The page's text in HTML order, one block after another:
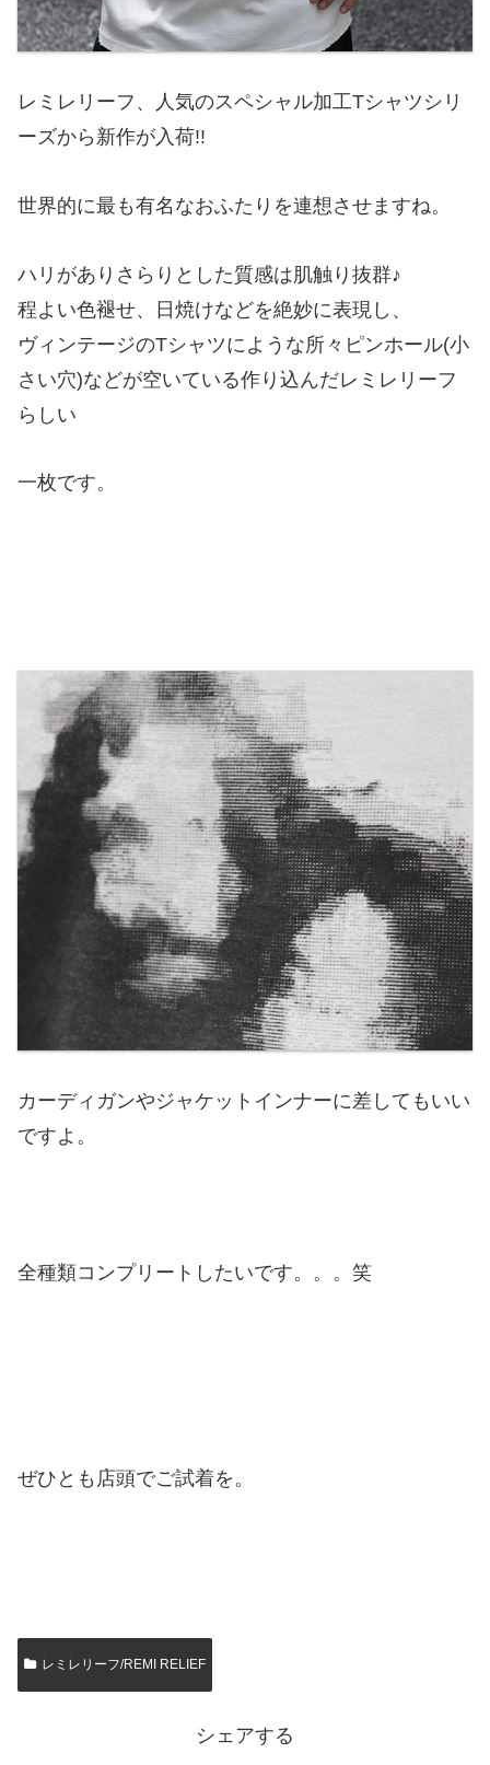
レミレリーフ、人気のスペシャル加工Tシャツシリ
ーズから新作が入荷!!
世界的に最も有名なおふたりを連想させますね。
ハリがありさらりとした質感は肌触り抜群♪
程よい色褪せ、日焼けなどを絶妙に表現し、
ヴィンテージのTシャツにような所々ピンホール(小
さい穴)などが空いている作り込んだレミレリーフ
らしい
一枚です。
カーディガンやジャケットインナーに差してもいい
ですよ。
全種類コンプリートしたいです。。。笑
ぜひとも店頭でご試着を。
レミレリーフ/REMI RELIEF
シェアする